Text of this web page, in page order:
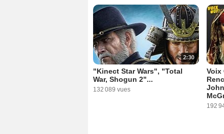
2:30
"Kinect Star Wars", "Total
War, Shogun 2"...
132 089 vues
Voix
192